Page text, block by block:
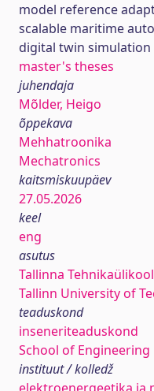
model reference
scalable maritime
digital twin simulation
master's theses
juhendaja
Mõlder, Heigo
õppekava
Mehhatroonika
Mechatronics
kaitsmiskuupäev
27.05.2026
keel
eng
asutus
Tallinna Tehnikaülikool
Tallinn University of
teaduskond
inseneriteaduskond
School of Engineering
instituut / kolledž